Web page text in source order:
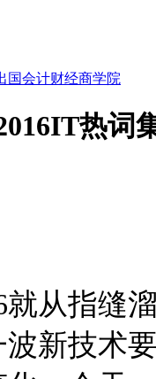
国会计财经商学院
热词
指缝溜
新技术